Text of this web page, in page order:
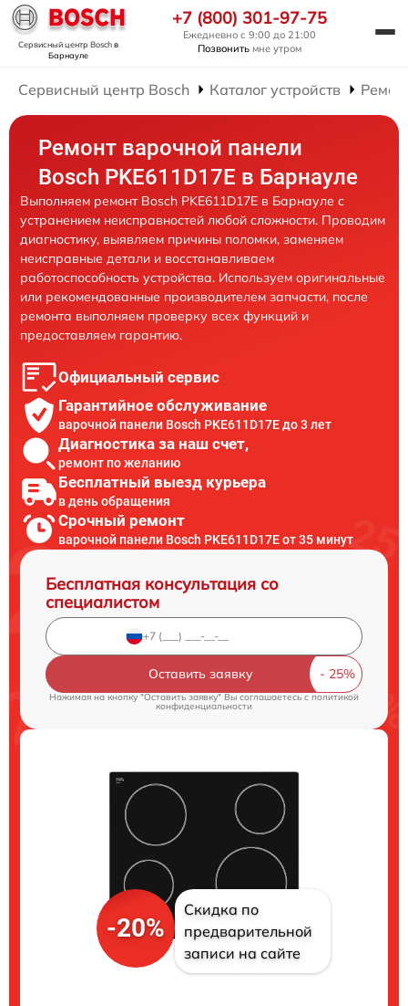
Сервисный центр Boschв
Барнауле
+7 (800) 301-97-75
Ежедневно с 9:00 до 21:00
Позвонить мне утром
Сервисный центр Bosch Каталог устройств
Ремонт варочной панели
Bosch PKE611D17E в Барнауле
Выполняем ремонт Bosch PKE611D17E в Барнауле с
устранением неисправностей любой сложности. Проводим
диагностику, выявляем причины поломки, заменяем
неисправные детали и восстанавливаем
работоспособность устройства. Используем оригинальные
или рекомендованные производителем запчасти, после
ремонта выполняем проверку всех функций и
предоставляем гарантию.
Официальный сервис
Гарантийное обслуживание
варочной панели Bosch PKE611D17E до 3 лет
Диагностика за наш счет,
ремонт по желанию
Бесплатный выезд курьера
в день обращения
Срочный ремонт
варочной панели Bosch PKE611D17E от 35 минут
Бесплатная консультация со
специалистом
Оставить заявку
Нажимая на кнопку "Оставить заявку" Вы соглашаетесь cполитикой
конфиденциальности
-20%
Скидка по
предварительной
записи на сайте